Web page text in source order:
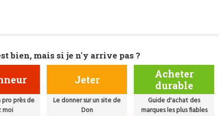
bien, mais si je n'y arrive pas ?
près de
moi
Jeter
Le donner sur un site de
Don
Acheter
durable
Guide d'achat des
marques les plus fiables